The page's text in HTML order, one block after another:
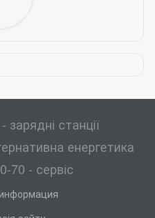
станції
енергетика
70 - сервіс